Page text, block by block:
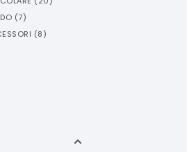
(7)
(8)